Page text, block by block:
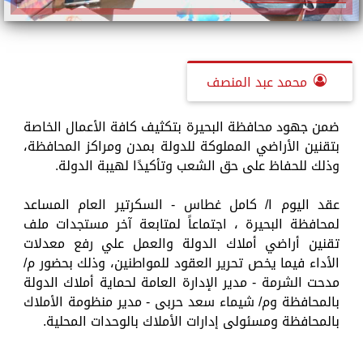
محمد عبد المنصف
ضمن جهود محافظة البحيرة بتكثيف كافة الأعمال الخاصة
بتقنين الأراضي المملوكة للدولة بمدن ومراكز المحافظة،
وذلك للحفاظ على حق الشعب وتأكيدًا لهيبة الدولة.
عقد اليوم ا/ كامل غطاس - السكرتير العام المساعد
لمحافظة البحيرة ، اجتماعاً لمتابعة آخر مستجدات ملف
تقنين أراضي أملاك الدولة والعمل علي رفع معدلات
الأداء فيما يخص تحرير العقود للمواطنين، وذلك بحضور م/
مدحت الشرمة - مدير الإدارة العامة لحماية أملاك الدولة
بالمحافظة وم/ شيماء سعد حربى - مدير منظومة الأملاك
بالمحافظة ومسئولى إدارات الأملاك بالوحدات المحلية.